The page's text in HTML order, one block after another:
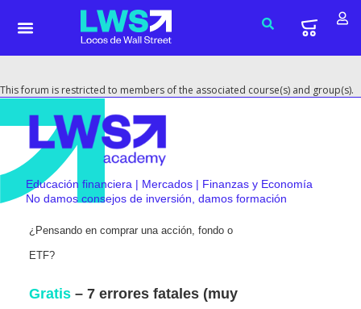
This forum is restricted to members of the associated course(s) and group(s).
Educación financiera | Mercados | Finanzas y Economía
No damos consejos de inversión, damos formación
¿Pensando en comprar una acción, fondo o
ETF?
Gratis – 7 errores fatales (muy